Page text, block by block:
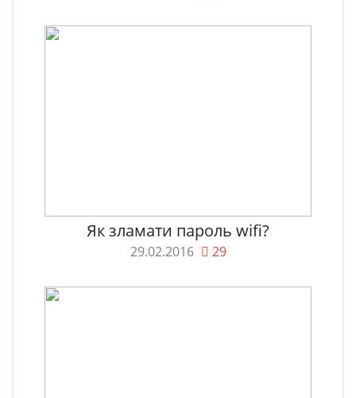
Як зламати пароль wifi?
29.02.2016 29